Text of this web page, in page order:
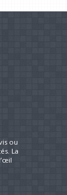
ou
La